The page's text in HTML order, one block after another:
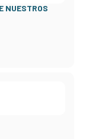
NUESTROS